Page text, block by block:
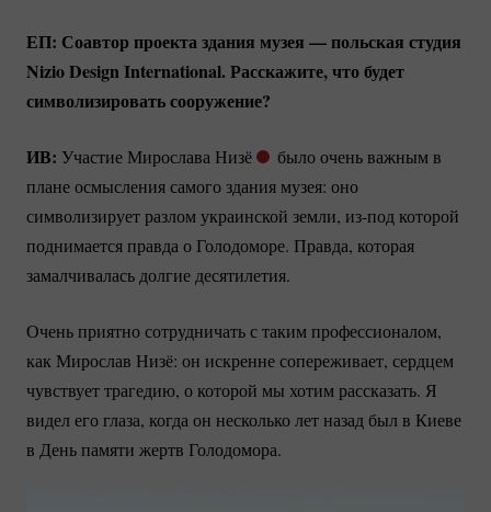
ЕП: Соавтор проекта здания музея — польская студия
Nizio Design International. Расскажите, что будет
символизировать сооружение?
ИВ: Участие Мирослава Низё
было очень важным в
плане осмысления самого здания музея: оно
символизирует разлом украинской земли, из-под которой
поднимается правда о Голодоморе. Правда, которая
замалчивалась долгие десятилетия.
Очень приятно сотрудничать с таким профессионалом,
как Мирослав Низё: он искренне сопереживает, сердцем
чувствует трагедию, о которой мы хотим рассказать. Я
видел его глаза, когда он несколько лет назад был в Киеве
в День памяти жертв Голодомора.